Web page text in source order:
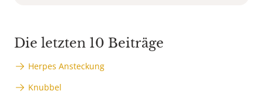
Die letzten 10 Beiträge
Herpes Ansteckung
Knubbel